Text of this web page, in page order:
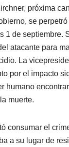
próxima
se
1 de septiembre.
atacante para
La
por el impacto
humano
muerte.
consumar el
a su lugar de